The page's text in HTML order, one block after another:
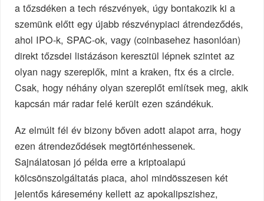
a tőzsdéken a tech részvények, úgy bontakozik ki a
szemünk előtt egy újabb részvénypiaci átrendeződés,
ahol IPO-k, SPAC-ok, vagy (coinbasehez hasonlóan)
direkt tőzsdei listázáson keresztül lépnek szintet az
olyan nagy szereplők, mint a kraken, ftx és a circle.
Csak, hogy néhány olyan szereplőt említsek meg, akik
kapcsán már radar felé került ezen szándékuk.
Az elmúlt fél év bizony bőven adott alapot arra, hogy
ezen átrendeződések megtörténhessenek.
Sajnálatosan jó példa erre a kriptoalapú
kölcsönszolgáltatás piaca, ahol mindösszesen két
jelentős káresemény kellett az apokalipszishez,